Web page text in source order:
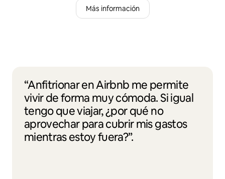
Más información
“Anfitrionar en Airbnb me permite
vivir de forma muy cómoda. Si igual
tengo que viajar, ¿por qué no
aprovechar para cubrir mis gastos
mientras estoy fuera?”.